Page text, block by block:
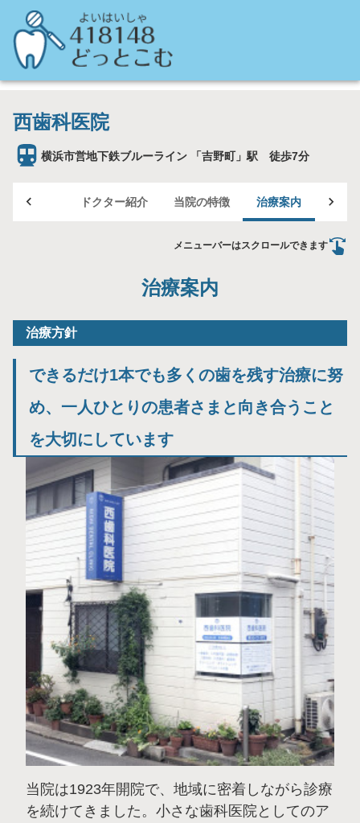
西歯科医院
横浜市営地下鉄ブルーライン 「吉野町」駅 徒歩7分
TOP ドクター紹介 当院の特徴 治療案内 医院
メニューバーはスクロールできます
治療案内
治療方針
できるだけ1本でも多くの歯を残す治療に努
め、一人ひとりの患者さまと向き合うこと
を大切にしています
当院は1923年開院で、地域に密着しながら診療
を続けてきました。小さな歯科医院としてのア